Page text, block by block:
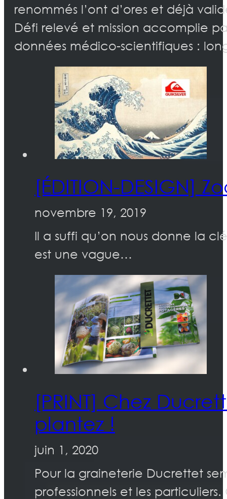
renommés l’ont d’ores et déjà
Défi relevé et mission accomplie
données médico-scientifiques :
[ÉDITION-DESIGN]
novembre 19, 2019
Il a suffi qu’on nous donne la
est une vague…
[PRINT] Chez
plantez !
juin 1, 2020
Pour la graineterie Ducrettet
professionnels et les